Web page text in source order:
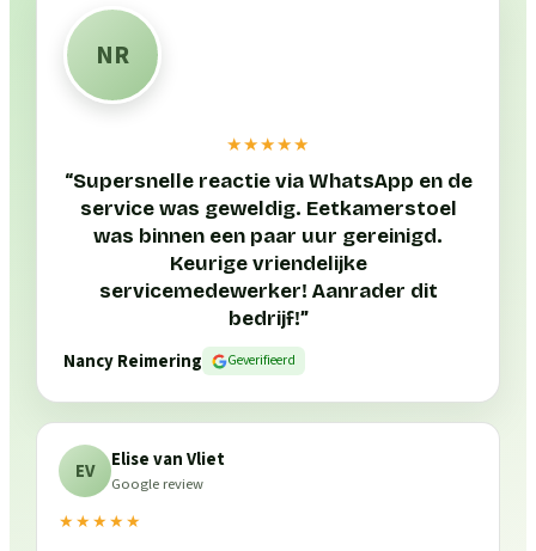
NR
★★★★★
“Supersnelle reactie via WhatsApp en de
service was geweldig. Eetkamerstoel
was binnen een paar uur gereinigd.
Keurige vriendelijke
servicemedewerker! Aanrader dit
bedrijf!”
Nancy Reimering
Geverifieerd
EV Elise van Vliet
Google review
★★★★★